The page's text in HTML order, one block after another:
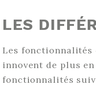
LES
Les fonctionnalités
innovent de plus
fonctionnalités